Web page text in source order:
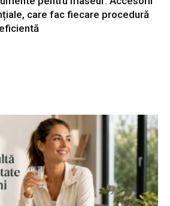
care fac fiecare procedură